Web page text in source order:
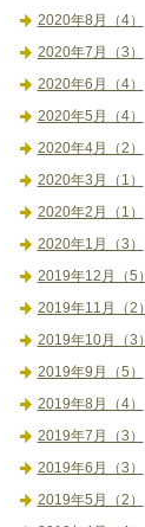
2020年8月（4）
2020年7月（3）
2020年6月（4）
2020年5月（4）
2020年4月（2）
2020年3月（1）
2020年2月（1）
2020年1月（3）
2019年12月（5）
2019年11月（2）
2019年10月（3）
2019年9月（5）
2019年8月（4）
2019年7月（3）
2019年6月（3）
2019年5月（2）